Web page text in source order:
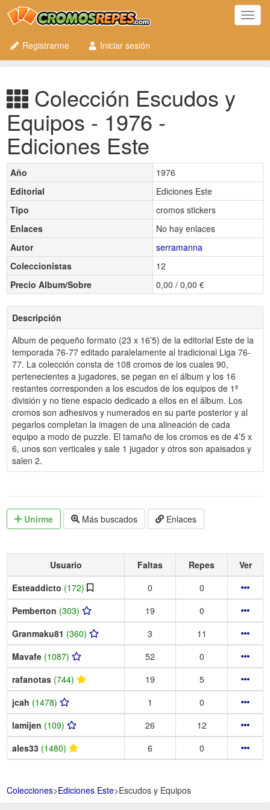
Registrarme
Iniciar sesión
Colección Escudos y
Equipos - 1976 -
Ediciones Este
Año
1976
Editorial
Ediciones Este
Tipo
cromos stickers
Enlaces
No hay enlaces
Autor
serramanna
Coleccionistas
12
Precio Album/Sobre
0,00 / 0,00 €
Descripción
Album de pequeño formato (23 x 16’5) de la editorial Este de la
temporada 76-77 editado paralelamente al tradicional Liga 76-
77. La colección consta de 108 cromos de los cuales 90,
pertenecientes a jugadores, se pegan en el álbum y los 16
restantes corresponden a los escudos de los equipos de 1ª
división y no tiene espacio dedicado a ellos en el álbum. Los
cromos son adhesivos y numerados en su parte posterior y al
pegarlos completan la imagen de una alineación de cada
equipo a modo de puzzle. El tamaño de los cromos es de 4’5 x
6, unos son verticales y sale 1 jugador y otros son apaisados y
salen 2.
Unirme Más buscados Enlaces
Usuario Faltas Repes
Ver
Esteaddicto (172) 0
0
Pemberton (303) 19
0
Granmaku81 (360) 3
11
Mavafe (1087) 52
0
rafanotas (744) 19
5
jcah (1478) 1
0
lamijen (109) 26
12
ales33 (1480) 6 0
Colecciones>Ediciones Este>Escudos y Equipos